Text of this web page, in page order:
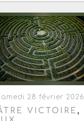
28 février 2026
VICTOIRE ,